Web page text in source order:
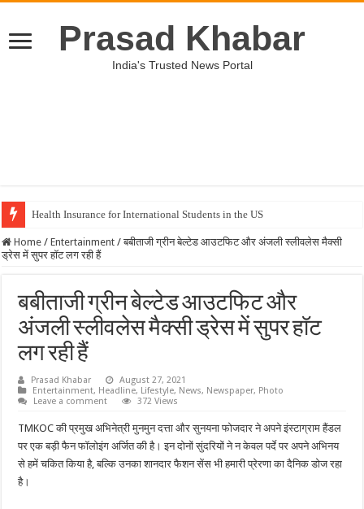
Prasad Khabar
India's Trusted News Portal
Health Insurance for International Students in the US
Home / Entertainment / बबीताजी ग्रीन बेल्टेड आउटफिट और अंजली स्लीवलेस मैक्सी
ड्रेस में सुपर हॉट लग रही हैं
बबीताजी ग्रीन बेल्टेड आउटफिट और
अंजली स्लीवलेस मैक्सी ड्रेस में सुपर हॉट
लग रही हैं
Prasad Khabar
August 27, 2021
Entertainment, Headline, Lifestyle, News, Newspaper, Photo
Leave a comment
372 Views
TMKOC की प्रमुख अभिनेत्री मुनमुन दत्ता और सुनयना फोजदार ने अपने इंस्टाग्राम हैंडल
पर एक बड़ी फैन फॉलोइंग अर्जित की है। इन दोनों सुंदरियों ने न केवल पर्दे पर अपने अभिनय
से हमें चकित किया है, बल्कि उनका शानदार फैशन सेंस भी हमारी प्रेरणा का दैनिक डोज रहा
है।